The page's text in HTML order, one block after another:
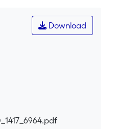
Download